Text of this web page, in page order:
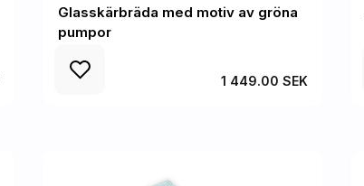
Glasskärbräda med motiv av gröna
pumpor
1 449.00 SEK